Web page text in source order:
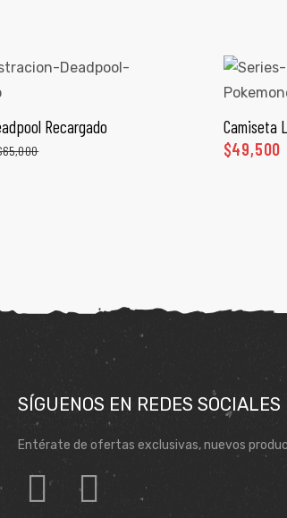
OPCIONES
Recargado
65,000
Camiseta
$49,500
SÍGUENOS EN REDES SOCIALES
Entérate de ofertas exclusivas, nuevos